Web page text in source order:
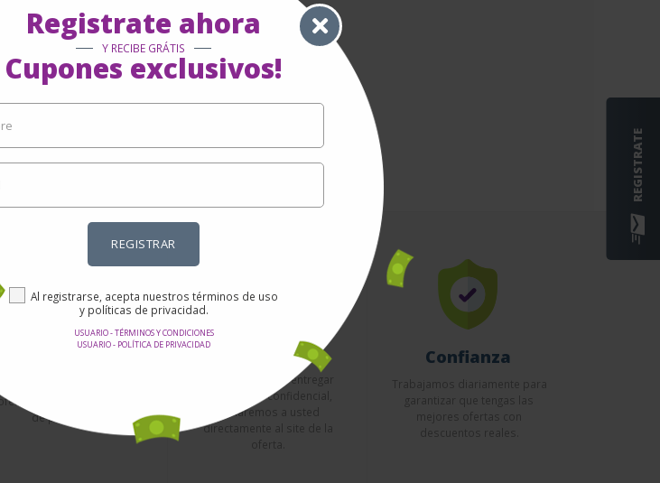
Registrate ahora
Y RECIBE GRÁTIS
Cupones exclusivos!
REGISTRAR
Al registrarse, acepta nuestros términos de uso
y políticas de privacidad.
USUARIO - TÉRMINOS Y CONDICIONES
USUARIO - POLÍTICA DE PRIVACIDAD
REGISTRATE
ofertas en Internet en miles
de productos.
Seguridad
No es necesario entregar
ningún dato confidencial,
enviaremos a usted
directamente al site de la
oferta.
Confianza
Trabajamos diariamente para
garantizar que tengas las
mejores ofertas con
descuentos reales.